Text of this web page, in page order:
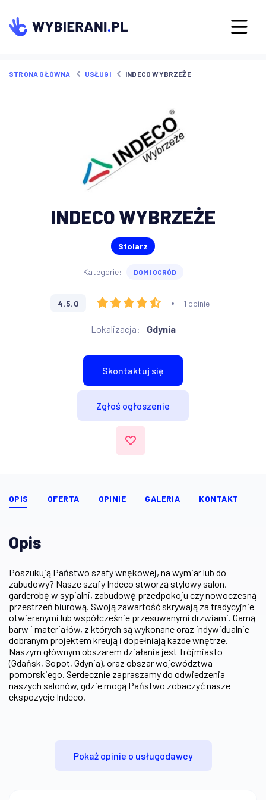
STRONA GŁÓWNA USŁUGI INDECO WYBRZEŻE
INDECO WYBRZEŻE
Stolarz
Kategorie: DOM I OGRÓD
4.5.0 1 opinie
Lokalizacja: Gdynia
Skontaktuj się
Zgłoś ogłoszenie
OPIS OFERTA OPINIE GALERIA KONTAKT
Opis
Poszukują Państwo szafy wnękowej, na wymiar lub do
zabudowy? Nasze szafy Indeco stworzą stylowy salon,
garderobę w sypialni, zabudowę przedpokoju czy nowoczesną
przestrzeń biurową. Swoją zawartość skrywają za tradycyjnie
otwieranymi lub współcześnie przesuwanymi drzwiami. Gamą
barw i materiałów, z których są wykonane oraz indywidualnie
dobranym projektem kreują i dopełniają każde wnętrze.
Naszym głównym obszarem działania jest Trójmiasto
(Gdańsk, Sopot, Gdynia), oraz obszar województwa
pomorskiego. Serdecznie zapraszamy do odwiedzenia
naszych salonów, gdzie mogą Państwo zobaczyć nasze
ekspozycje Indeco.
Pokaż opinie o usługodawcy